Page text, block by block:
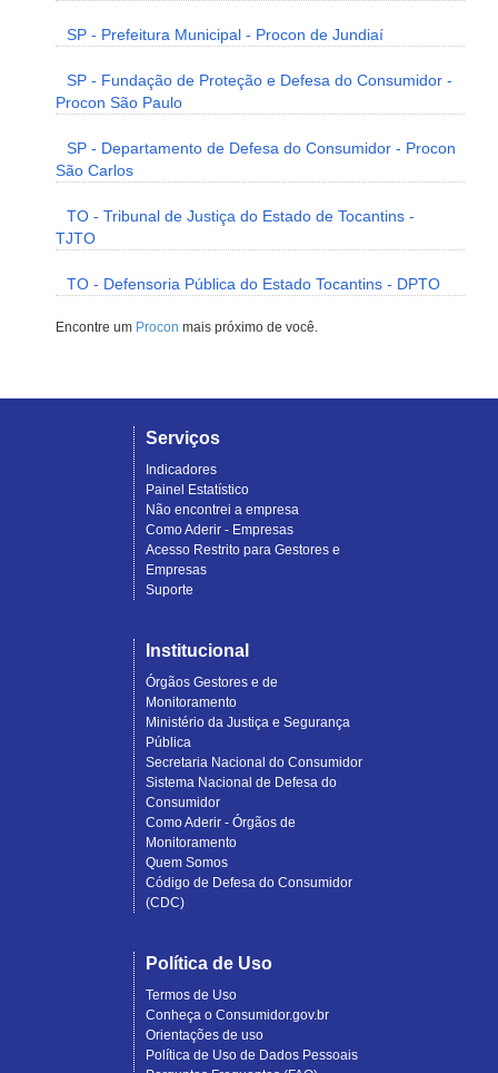
SP - Prefeitura Municipal - Procon de Jundiaí
SP - Fundação de Proteção e Defesa do Consumidor -
Procon São Paulo
SP - Departamento de Defesa do Consumidor - Procon
São Carlos
TO - Tribunal de Justiça do Estado de Tocantins -
TJTO
TO - Defensoria Pública do Estado Tocantins - DPTO
Encontre um Procon mais próximo de você.
Serviços
Indicadores
Painel Estatístico
Não encontrei a empresa
Como Aderir - Empresas
Acesso Restrito para Gestores e
Empresas
Suporte
Institucional
Órgãos Gestores e de
Monitoramento
Ministério da Justiça e Segurança
Pública
Secretaria Nacional do Consumidor
Sistema Nacional de Defesa do
Consumidor
Como Aderir - Órgãos de
Monitoramento
Quem Somos
Código de Defesa do Consumidor
(CDC)
Política de Uso
Termos de Uso
Conheça o Consumidor.gov.br
Orientações de uso
Política de Uso de Dados Pessoais